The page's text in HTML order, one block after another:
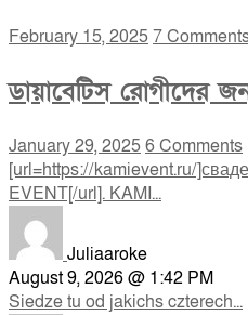
February 15, 20257
ডায়াবেটিস রোগীদের
January 29, 20256 Comments
[url=https://kamievent.ru/
EVENT[/url]. KAMI...
Juliaaroke
August 9, 2026 @ 1:42 PM
Siedze tu od jakichs czterech...